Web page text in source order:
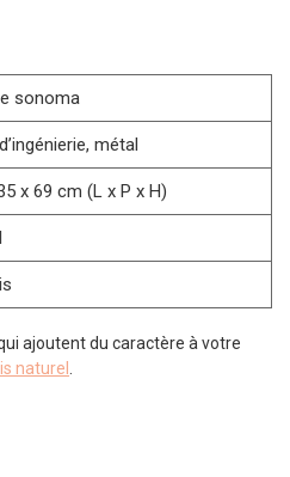
sonoma
métal
x 69 cm (L x P x H)
ajoutent du caractère à votre
naturel